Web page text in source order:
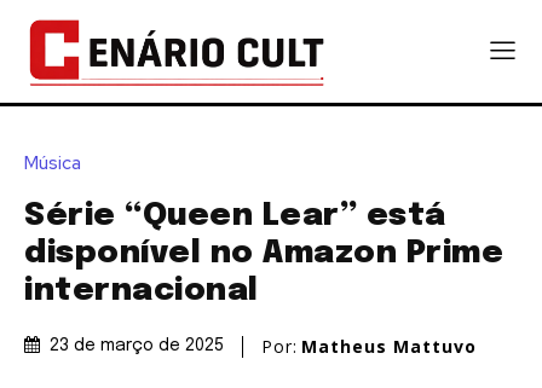
Música
Série “Queen Lear” está
disponível no Amazon Prime
internacional
23 de março de 2025 Por: Matheus Mattuvo